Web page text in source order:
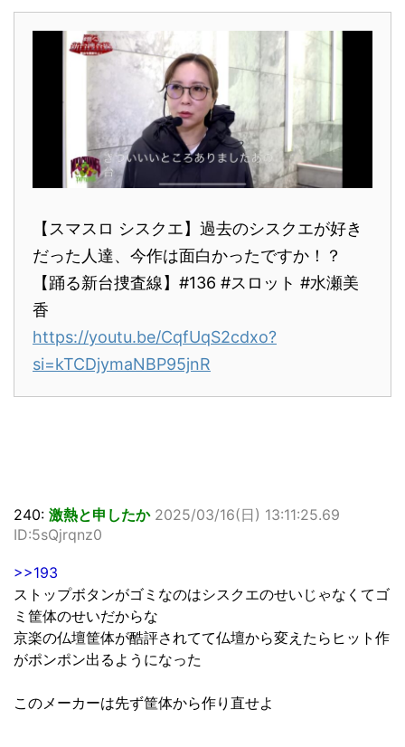
【スマスロ シスクエ】過去のシスクエが好き
だった人達、今作は面白かったですか！？
【踊る新台捜査線】#136 #スロット #水瀬美
香
https://youtu.be/CqfUqS2cdxo?
si=kTCDjymaNBP95jnR
240: 激熱と申したか 2025/03/16(日) 13:11:25.69
ID:5sQjrqnz0
>>193
ストップボタンがゴミなのはシスクエのせいじゃなくてゴ
ミ筐体のせいだからな
京楽の仏壇筐体が酷評されてて仏壇から変えたらヒット作
がポンポン出るようになった
このメーカーは先ず筐体から作り直せよ